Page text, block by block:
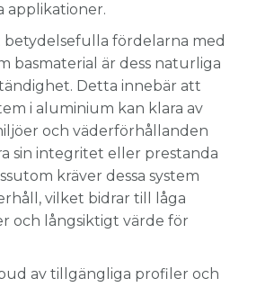
applikationer.
betydelsefulla fördelarna med
basmaterial är dess naturliga
Detta innebär att
i aluminium kan klara av
och väderförhållanden
sin integritet eller prestanda
kräver dessa system
vilket bidrar till låga
och långsiktigt värde för
av tillgängliga profiler och